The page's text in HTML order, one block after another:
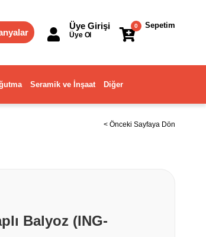
Sepetim
0
Üye Girişi
Üye Ol
Seramik ve İnşaat Diğer
< Önceki Sayfaya Dön
Balyoz (ING-